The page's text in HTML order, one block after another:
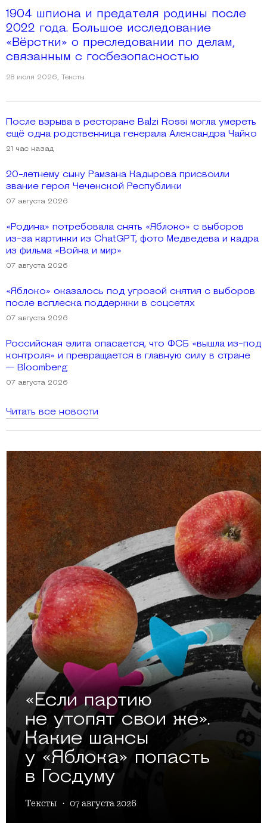
1904 шпиона и предателя родины после
2022 года. Большое исследование
«Вёрстки» о преследовании по делам,
связанным с госбезопасностью
28 июля 2026, Тексты
После взрыва в ресторане Balzi Rossi могла умереть
ещё одна родственница генерала Александра Чайко
21 час назад
Читать все новости
20-летнему сыну Рамзана Кадырова присвоили
звание героя Чеченской Республики
07 августа 2026
«Родина» потребовала снять «Яблоко» с выборов
из-за картинки из ChatGPT, фото Медведева и кадра
из фильма «Война и мир»
07 августа 2026
«Яблоко» оказалось под угрозой снятия с выборов
после всплеска поддержки в соцсетях
07 августа 2026
Российская элита опасается, что ФСБ «вышла из-под
контроля» и превращается в главную силу в стране
— Bloomberg
07 августа 2026
«Если партию
не утопят свои же».
Какие шансы
у «Яблока» попасть
в Госдуму
Тексты · 07 августа 2026